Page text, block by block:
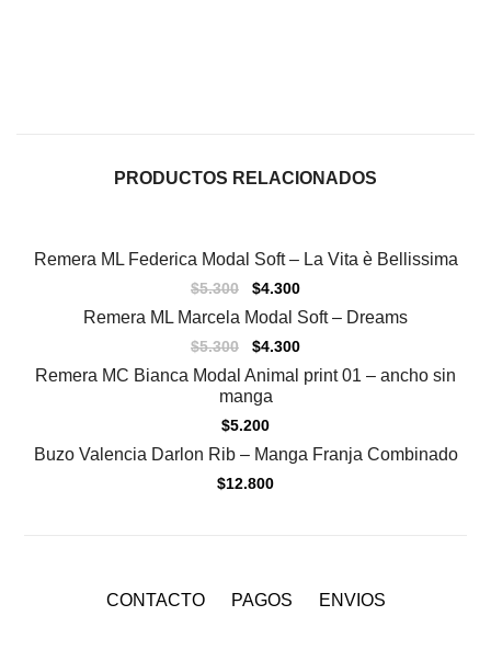
PRODUCTOS RELACIONADOS
Agotado
Remera ML Federica Modal Soft – La Vita è Bellissima
$5.300 $4.300
Remera ML Marcela Modal Soft – Dreams
$5.300 $4.300
Remera MC Bianca Modal Animal print 01 – ancho sin
manga
$5.200
Agotado
Buzo Valencia Darlon Rib – Manga Franja Combinado
$12.800
CONTACTO PAGOS ENVIOS